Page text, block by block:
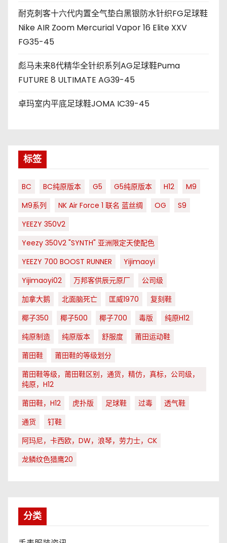
耐克刺客十六代内置全气垫白黑银防水针织FG足球鞋
Nike AIR Zoom Mercurial Vapor 16 Elite XXV
FG35-45
彪马未来8代精华全针织系列AG足球鞋Puma
FUTURE 8 ULTIMATE AG39-45
卓玛室内平底足球鞋JOMA IC39-45
标签
BC BC纯原版本 G5 G5纯原版本 H12
M9
M9系列
NK Air Force 1 联名 蓝丝绸 OG
S9
YEEZY 350V2
Yeezy 350V2 "SYNTH" 亚洲限定天使配色
YEEZY 700 BOOST RUNNER
Yijimaoyi
Yijimaoyi02
万邦客供辰元原厂
公司级
加拿大鹅
北面脑死亡 匡威1970
复刻鞋
椰子350
椰子500 椰子700 毒版
纯原H12
纯原制造
纯原版本 舒服度
莆田运动鞋
莆田鞋
莆田鞋的等级划分
莆田鞋等级，莆田鞋区别，通货，精仿，真标，公司级，
纯原，H12
莆田鞋，H12
虎扑版 足球鞋 过毒
透气鞋
通货
钉鞋
阿玛尼，卡西欧，DW，浪琴，劳力士，CK
龙鳞纹色猎鹰20
分类